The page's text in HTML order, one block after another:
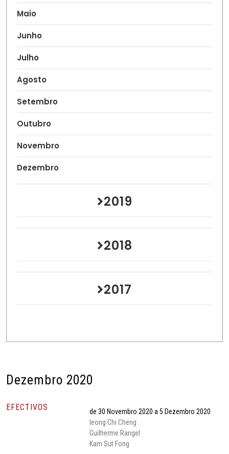
Maio
Junho
Julho
Agosto
Setembro
Outubro
Novembro
Dezembro
2019
2018
2017
Dezembro 2020
EFECTIVOS
de 30 Novembro 2020 a 5 Dezembro 2020
Ieong Chi Cheng
Guilherme Rangel
Kam Sut Fong